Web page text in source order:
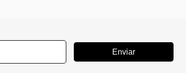
Enviar